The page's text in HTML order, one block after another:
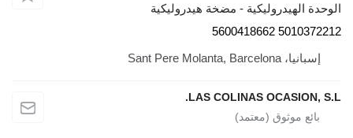
الوحدة الهيدروليكية - مضخة هيدروليكية
5010372212 5600418662
إسبانيا، Sant Pere Molanta, Barcelona
LAS COLINAS OCASION, S.L.